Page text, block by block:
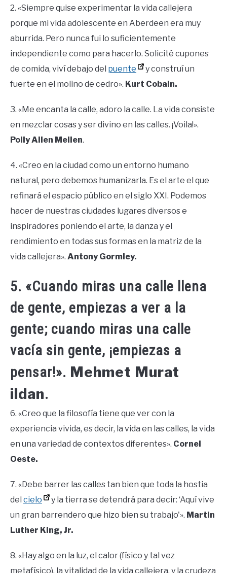
2. «Siempre quise experimentar la vida callejera
porque mi vida adolescente en Aberdeen era muy
aburrida. Pero nunca fui lo suficientemente
independiente como para hacerlo. Solicité cupones
de comida, viví debajo del puente
y construí un
fuerte en el molino de cedro». Kurt Cobain.
3. «Me encanta la calle, adoro la calle. La vida consiste
en mezclar cosas y ser divino en las calles. ¡Voila!».
Polly Allen Mellen.
4. «Creo en la ciudad como un entorno humano
natural, pero debemos humanizarla. Es el arte el que
refinará el espacio público en el siglo XXI. Podemos
hacer de nuestras ciudades lugares diversos e
inspiradores poniendo el arte, la danza y el
rendimiento en todas sus formas en la matriz de la
vida callejera». Antony Gormley.
5. «Cuando miras una calle llena
de gente, empiezas a ver a la
gente; cuando miras una calle
vacía sin gente, ¡empiezas a
pensar!». Mehmet Murat
ildan.
6. «Creo que la filosofía tiene que ver con la
experiencia vivida, es decir, la vida en las calles, la vida
en una variedad de contextos diferentes». Cornel
Oeste.
7. «Debe barrer las calles tan bien que toda la hostia
del cielo
y la tierra se detendrá para decir: ‘Aquí vive
un gran barrendero que hizo bien su trabajo'». Martin
Luther King, Jr.
8. «Hay algo en la luz, el calor (físico y tal vez
metafísico), la vitalidad de la vida callejera, y la crudeza